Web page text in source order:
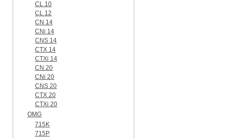
CL 10
CL 12
CN 14
CNi 14
CNS 14
CTX 14
CTXi 14
CN 20
CNi 20
CNS 20
CTX 20
CTXi 20
OMG
715K
715P